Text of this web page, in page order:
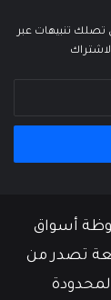
تصلك تنبيهات عبر
محفوظة أسواق
تصدر من